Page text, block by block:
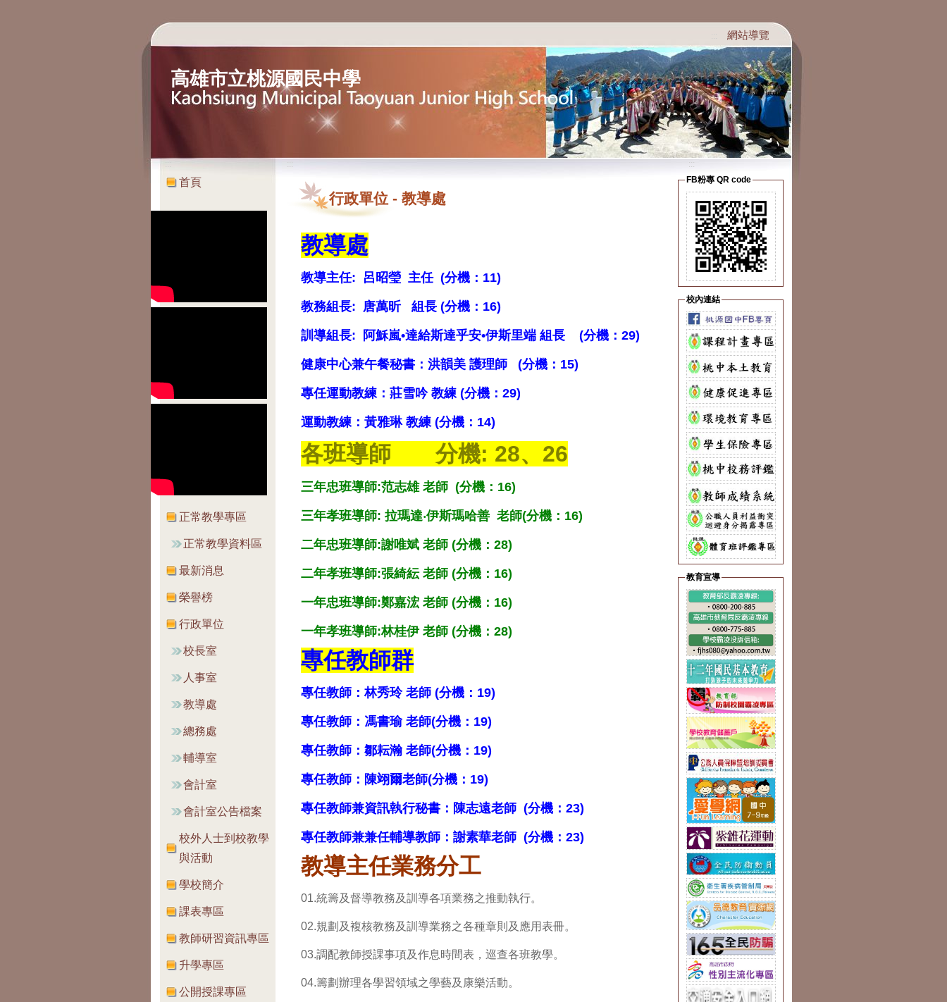
網站導覽
高雄市立桃源國民中學
:::
首頁
正常教學專區
正常教學資料區
最新消息
榮譽榜
行政單位
校長室
人事室
教導處
總務處
輔導室
會計室
會計室公告檔案
校外人士到校教學
與活動
學校簡介
課表專區
教師研習資訊專區
升學專區
公開授課專區
:::
行政單位 - 教導處
教導處
教導主任: 呂昭瑩 主任 (分機：11)
教務組長: 唐萬昕 組長 (分機：16)
訓導組長: 阿穌嵐•達給斯達乎安•伊斯里端 組長 (分機：29)
健康中心兼午餐秘書：洪韻美 護理師 (分機：15)
專任運動教練：莊雪吟 教練 (分機：29)
運動教練：黃雅琳 教練 (分機：14)
各班導師 分機: 28、26
三年忠班導師:范志雄 老師 (分機：16)
三年孝班導師: 拉瑪達‧伊斯瑪哈善 老師(分機：16)
二年忠班導師:謝唯斌 老師 (分機：28)
二年孝班導師:張綺紜 老師 (分機：16)
一年忠班導師:鄭嘉浤 老師 (分機：16)
一年孝班導師:林桂伊 老師 (分機：28)
專任教師群
專任教師 ：林秀玲 老師 (分機：19)
專任教師：馮書瑜 老師(分機：19)
專任教師：鄒耘瀚 老師(分機：19)
專任教師：陳翊爾老師(分機：19)
專任教師兼資訊執行秘書：陳志遠老師 (分機：23)
專任教師兼兼任輔導教師：謝素華老師 (分機：23)
教導主任業務分工
01.統籌及督導教務及訓導各項業務之推動執行。
02.規劃及複核教務及訓導業務之各種章則及應用表冊。
03.調配教師授課事項及作息時間表，巡查各班教學。
04.籌劃辦理各學習領域之學藝及康樂活動。
:::
FB粉專 QR code
校內連結
教育宣導